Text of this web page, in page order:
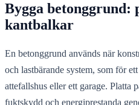
Bygga
kantbalkar
En betonggrund används när
och lastbärande system, som för
attefallshus eller ett garage. Platta
fuktskydd och energiprestanda